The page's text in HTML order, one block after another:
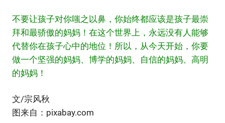
不要让孩子对你嗤之以鼻，你始终都应该是孩子最崇
拜和最骄傲的妈妈！在这个世界上，永远没有人能够
代替你在孩子心中的地位！所以，从今天开始，你要
做一个坚强的妈妈、博学的妈妈、自信的妈妈、高明
的妈妈！
文/宗风秋
图来自：pixabay.com